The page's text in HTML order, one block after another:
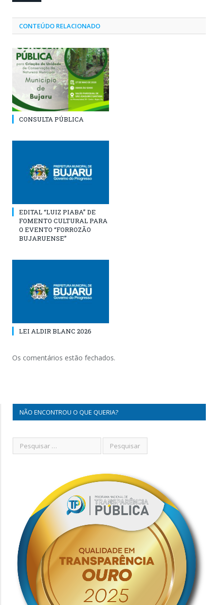
CONTEÚDO RELACIONADO
CONSULTA PÚBLICA
EDITAL “LUIZ PIABA” DE
FOMENTO CULTURAL PARA
O EVENTO “FORROZÃO
BUJARUENSE”
LEI ALDIR BLANC 2026
Os comentários estão fechados.
NÃO ENCONTROU O QUE QUERIA?